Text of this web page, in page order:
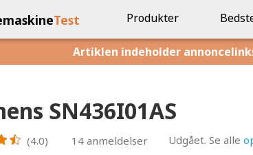
Test Produkter
Artiklen indeholder
SN436I01AS
(4.0) 14 anmeldelser Udgået. Se alle